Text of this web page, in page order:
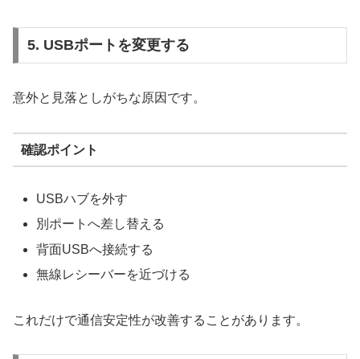
5. USBポートを変更する
意外と見落としがちな原因です。
確認ポイント
USBハブを外す
別ポートへ差し替える
背面USBへ接続する
無線レシーバーを近づける
これだけで通信安定性が改善することがあります。